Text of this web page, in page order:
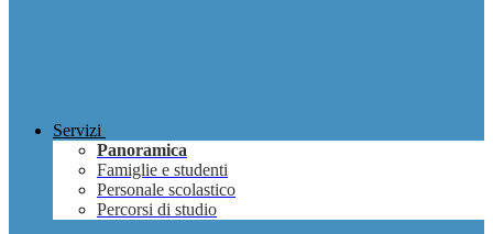
Servizi
Panoramica
Famiglie e studenti
Personale scolastico
Percorsi di studio